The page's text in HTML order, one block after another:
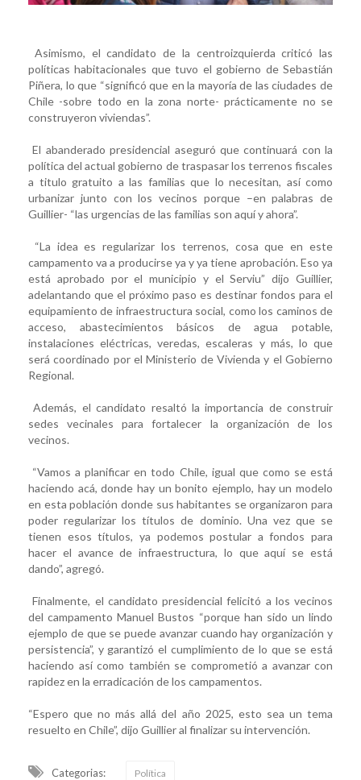
Asimismo, el candidato de la centroizquierda criticó las
políticas habitacionales que tuvo el gobierno de Sebastián
Piñera, lo que “significó que en la mayoría de las ciudades de
Chile -sobre todo en la zona norte- prácticamente no se
construyeron viviendas”.
El abanderado presidencial aseguró que continuará con la
política del actual gobierno de traspasar los terrenos fiscales
a titulo gratuito a las familias que lo necesitan, así como
urbanizar junto con los vecinos porque –en palabras de
Guillier- “las urgencias de las familias son aquí y ahora”.
“La idea es regularizar los terrenos, cosa que en este
campamento va a producirse ya y ya tiene aprobación. Eso ya
está aprobado por el municipio y el Serviu” dijo Guillier,
adelantando que el próximo paso es destinar fondos para el
equipamiento de infraestructura social, como los caminos de
acceso, abastecimientos básicos de agua potable,
instalaciones eléctricas, veredas, escaleras y más, lo que
será coordinado por el Ministerio de Vivienda y el Gobierno
Regional.
Además, el candidato resaltó la importancia de construir
sedes vecinales para fortalecer la organización de los
vecinos.
“Vamos a planificar en todo Chile, igual que como se está
haciendo acá, donde hay un bonito ejemplo, hay un modelo
en esta población donde sus habitantes se organizaron para
poder regularizar los títulos de dominio. Una vez que se
tienen esos títulos, ya podemos postular a fondos para
hacer el avance de infraestructura, lo que aquí se está
dando”, agregó.
Finalmente, el candidato presidencial felicitó a los vecinos
del campamento Manuel Bustos “porque han sido un lindo
ejemplo de que se puede avanzar cuando hay organización y
persistencia”, y garantizó el cumplimiento de lo que se está
haciendo así como también se comprometió a avanzar con
rapidez en la erradicación de los campamentos.
“Espero que no más allá del año 2025, esto sea un tema
resuelto en Chile”, dijo Guillier al finalizar su intervención.
Categorias: Política